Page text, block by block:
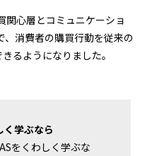
関心層とコミュニケーショ
、消費者の購買行動を従来の
るようになりました。
学ぶなら
をくわしく学ぶな